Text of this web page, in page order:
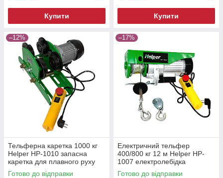
Купити Купити
–12%
Тельферна каретка 1000 кг
Helper HP-1010 запасна
каретка для плавного руху
тельфера
Готово до відправки
–17%
Електричний тельфер
400/800 кг 12 м Helper HP-
1007 електролебідка
будівельна
Готово до відправки